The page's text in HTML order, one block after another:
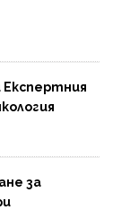
Експертния
за